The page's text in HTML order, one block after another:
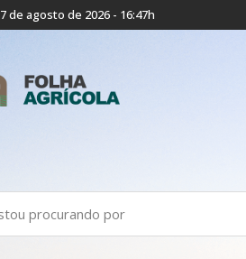
7 de agosto de 2026 - 16:47h